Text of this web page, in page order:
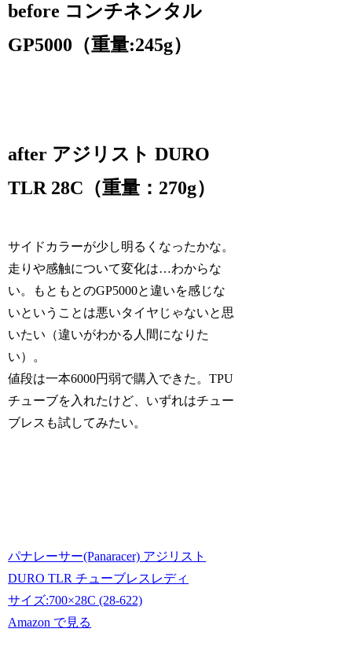
before コンチネンタル
GP5000（重量:245g）
after アジリスト DURO
TLR 28C（重量：270g）
サイドカラーが少し明るくなったかな。
走りや感触について変化は…わからな
い。もともとのGP5000と違いを感じな
いということは悪いタイヤじゃないと思
いたい（違いがわかる人間になりた
い）。
値段は一本6000円弱で購入できた。TPU
チューブを入れたけど、いずれはチュー
ブレスも試してみたい。
パナレーサー(Panaracer) アジリスト
DURO TLR チューブレスレディ
サイズ:700×28C (28-622)
Amazon で見る